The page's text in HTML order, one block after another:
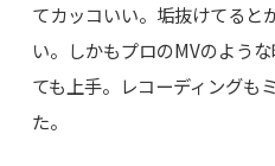
てカッコいい。垢抜けてると
い。しかもプロのMVのよう
ても上手。レコーディングも
た。